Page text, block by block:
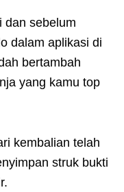
dan sebelum
dalam aplikasi di
bertambah
yang kamu top
kembalian telah
struk bukti